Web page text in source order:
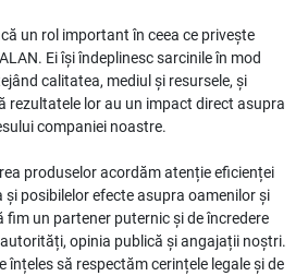
un rol important în ceea ce privește
Ei își îndeplinesc sarcinile în mod
calitatea, mediul și resursele, și
rezultatele lor au un impact direct asupra
companiei noastre.
produselor acordăm atenție eficienței
și posibilelor efecte asupra oamenilor și
fim un partener puternic și de încredere
opinia publică și angajații noștri.
înțeles să respectăm cerințele legale și de